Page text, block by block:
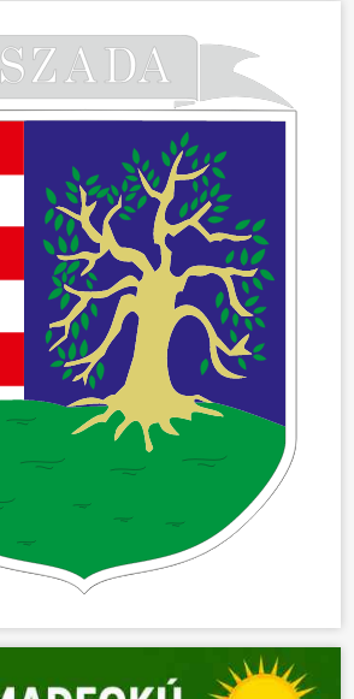
ÖNKORMÁNYZAT
ÜGYINTÉZÉS
HÍREK
VÁLASZTÁSOK